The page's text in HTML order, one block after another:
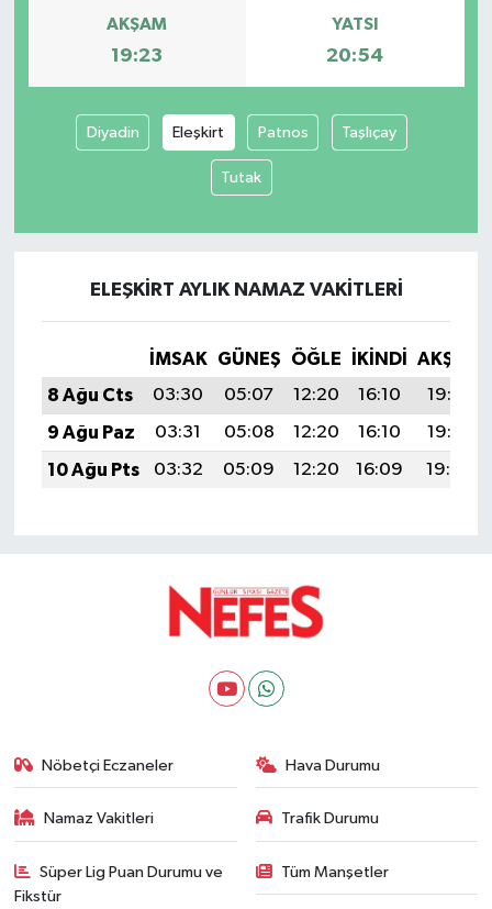
AKŞAM
19:23
YATSI
20:54
Diyadin Eleşkirt Patnos Taşlıçay
Tutak
ELEŞKIRT AYLIK NAMAZ VAKITLERI
İMSAK GÜNEŞ ÖĞLE İKINDI
AKŞAM
8 Ağu Cts
03:30 05:07 12:20 16:10
19:23
9 Ağu Paz
03:31 05:08 12:20 16:10
19:22
10 Ağu Pts
03:32 05:09 12:20 16:09 19:20
Nöbetçi Eczaneler Hava Durumu
Namaz Vakitleri Trafik Durumu
Süper Lig Puan Durumu ve
Fikstür
Tüm Manşetler